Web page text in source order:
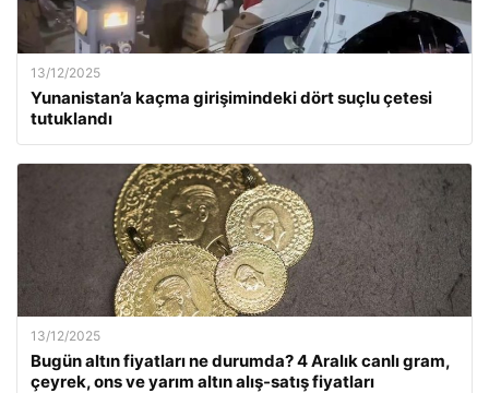
13/12/2025
Yunanistan’a kaçma girişimindeki dört suçlu çetesi
tutuklandı
13/12/2025
Bugün altın fiyatları ne durumda? 4 Aralık canlı gram,
çeyrek, ons ve yarım altın alış-satış fiyatları